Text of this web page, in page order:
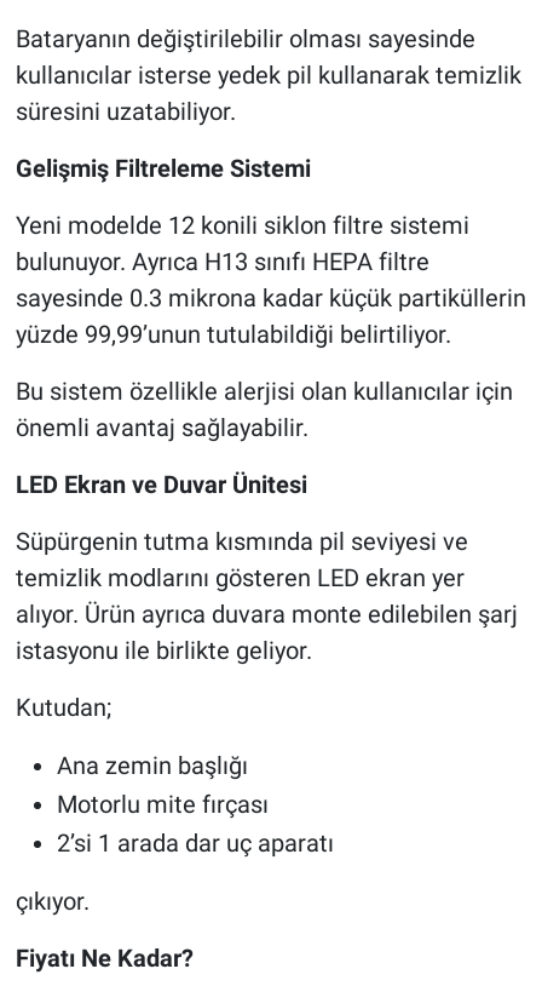
Bataryanın değiştirilebilir olması sayesinde
kullanıcılar isterse yedek pil kullanarak temizlik
süresini uzatabiliyor.
Gelişmiş Filtreleme Sistemi
Yeni modelde 12 konili siklon filtre sistemi
bulunuyor. Ayrıca H13 sınıfı HEPA filtre
sayesinde 0.3 mikrona kadar küçük partiküllerin
yüzde 99,99’unun tutulabildiği belirtiliyor.
Bu sistem özellikle alerjisi olan kullanıcılar için
önemli avantaj sağlayabilir.
LED Ekran ve Duvar Ünitesi
Süpürgenin tutma kısmında pil seviyesi ve
temizlik modlarını gösteren LED ekran yer
alıyor. Ürün ayrıca duvara monte edilebilen şarj
istasyonu ile birlikte geliyor.
Kutudan;
Ana zemin başlığı
Motorlu mite fırçası
2’si 1 arada dar uç aparatı
çıkıyor.
Fiyatı Ne Kadar?